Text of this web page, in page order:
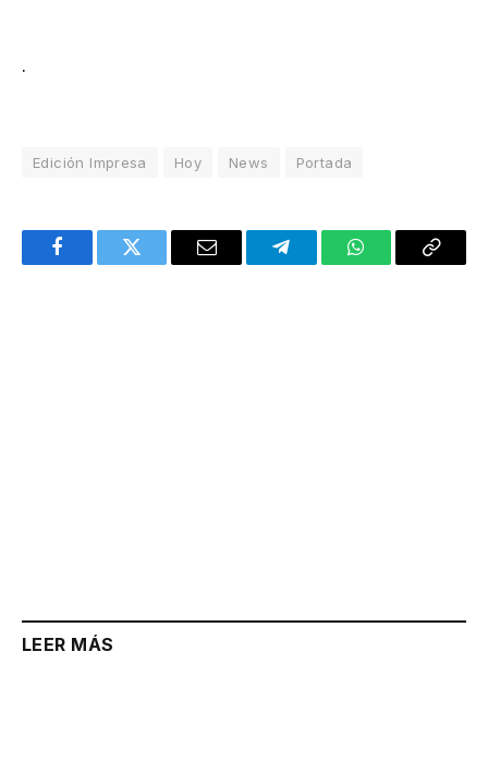
.
Edición Impresa Hoy News Portada
FacebookTwitter Email TelegramWhatsAppCopy
LEER MÁS